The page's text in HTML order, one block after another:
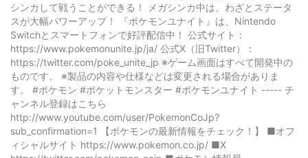
シンカして戦うことができる！ メガシンカ中は、わざとステータ
スが大幅パワーアップ！ 『ポケモンユナイト』は、Nintendo
Switchとスマートフォンで好評配信中！ 公式サイト：
https://www.pokemonunite.jp/ja/ 公式X（旧Twitter）：
https://twitter.com/poke_unite_jp ※ゲーム画面はすべて開発中の
ものです。 ※製品の内容や仕様などは変更される場合がありま
す。 #ポケモン #ポケットモンスター #ポケモンユナイト ----- チ
ャンネル登録はこちら
http://www.youtube.com/user/PokemonCoJp?
sub_confirmation=1 【ポケモンの最新情報をチェック！】 ■オフ
ィシャルサイト https://www.pokemon.co.jp/ ■X